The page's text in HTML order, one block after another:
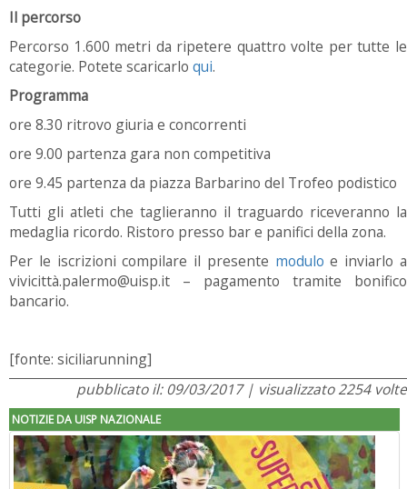
Il percorso
Percorso 1.600 metri da ripetere quattro volte per tutte le
categorie. Potete scaricarlo qui.
Programma
ore 8.30 ritrovo giuria e concorrenti
ore 9.00 partenza gara non competitiva
ore 9.45 partenza da piazza Barbarino del Trofeo podistico
Tutti gli atleti che taglieranno il traguardo riceveranno la
medaglia ricordo. Ristoro presso bar e panifici della zona.
Per le iscrizioni compilare il presente modulo e inviarlo a
vivicittà.palermo@uisp.it – pagamento tramite bonifico
bancario.
[fonte: siciliarunning]
pubblicato il: 09/03/2017 | visualizzato 2254 volte
NOTIZIE DA UISP NAZIONALE